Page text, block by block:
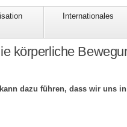
Internationales
körperliche
dazu führen, dass wir uns